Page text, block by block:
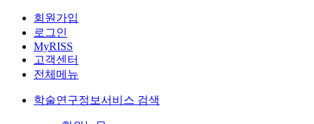
회원가입
로그인
MyRISS
고객센터
전체메뉴
학술연구정보서비스 검색